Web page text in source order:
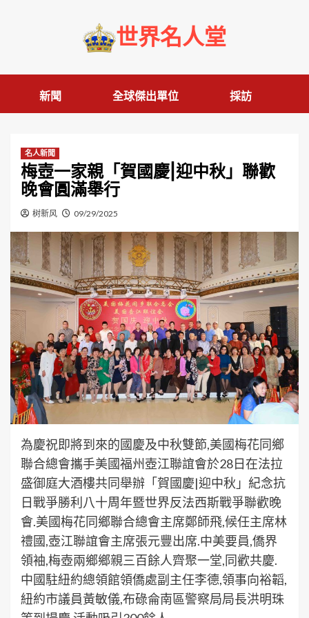
世界名人堂
新聞 全球傑出單位 採訪
名人新聞
梅壺一家親「賀國慶|迎中秋」聯歡
晚會圓滿舉行
树新风 09/29/2025
為慶祝即將到來的國慶及中秋雙節,美國梅花同鄉
聯合總會攜手美國福州壺江聯誼會於28日在法拉
盛御庭大酒樓共同舉辦「賀國慶|迎中秋」紀念抗
日戰爭勝利八十周年暨世界反法西斯戰爭聯歡晚
會.美國梅花同鄉聯合總會主席鄭師飛,候任主席林
禮國,壺江聯誼會主席張元豐出席.中美要員,僑界
領袖,梅壺兩鄉鄉親三百餘人齊聚一堂,同歡共慶.
中國駐紐約總領館領僑處副主任李德,領事向裕韜,
紐約市議員黃敏儀,布碌侖南區警察局局長洪明珠